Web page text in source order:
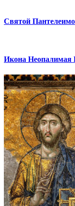
Святой
Икона Неопалимая